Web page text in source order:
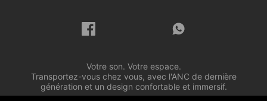
Votre son. Votre espace.
Transportez-vous chez vous, avec l'ANC de dernière
génération et un design confortable et immersif.